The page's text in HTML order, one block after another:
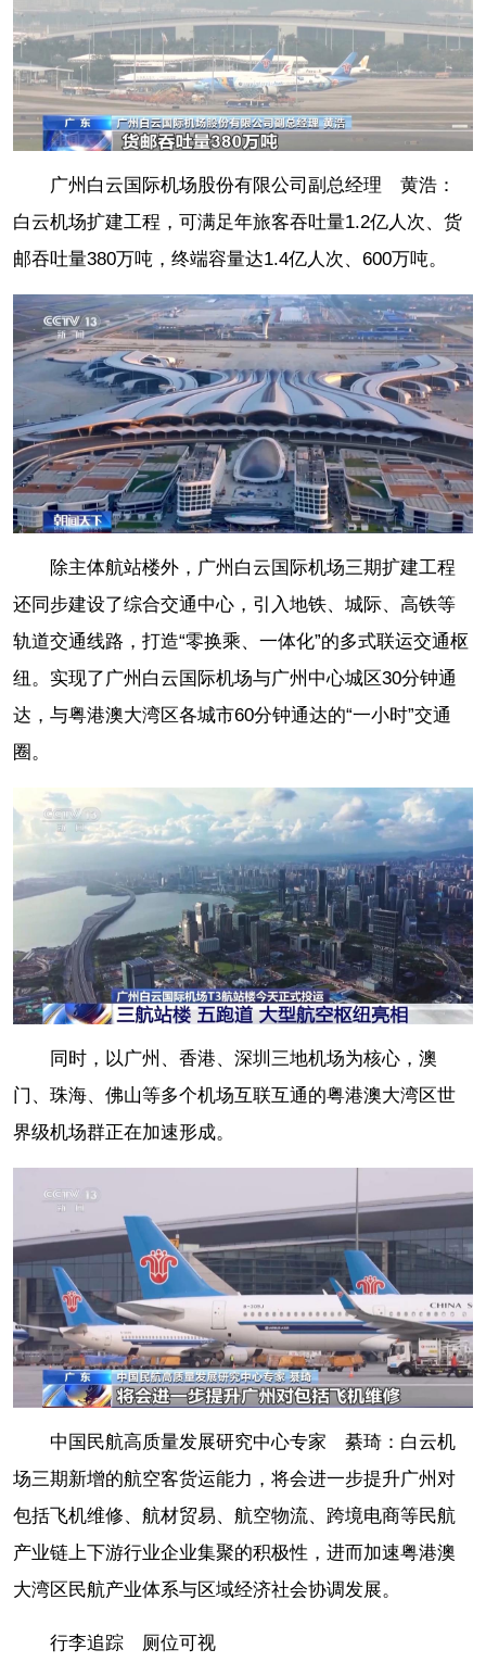
广州白云国际机场股份有限公司副总经理 黄浩：
白云机场扩建工程，可满足年旅客吞吐量1.2亿人次、货
邮吞吐量380万吨，终端容量达1.4亿人次、600万吨。
除主体航站楼外，广州白云国际机场三期扩建工程
还同步建设了综合交通中心，引入地铁、城际、高铁等
轨道交通线路，打造“零换乘、一体化”的多式联运交通枢
纽。实现了广州白云国际机场与广州中心城区30分钟通
达，与粤港澳大湾区各城市60分钟通达的“一小时”交通
圈。
同时，以广州、香港、深圳三地机场为核心，澳
门、珠海、佛山等多个机场互联互通的粤港澳大湾区世
界级机场群正在加速形成。
中国民航高质量发展研究中心专家 綦琦：白云机
场三期新增的航空客货运能力，将会进一步提升广州对
包括飞机维修、航材贸易、航空物流、跨境电商等民航
产业链上下游行业企业集聚的积极性，进而加速粤港澳
大湾区民航产业体系与区域经济社会协调发展。
行李追踪 厕位可视